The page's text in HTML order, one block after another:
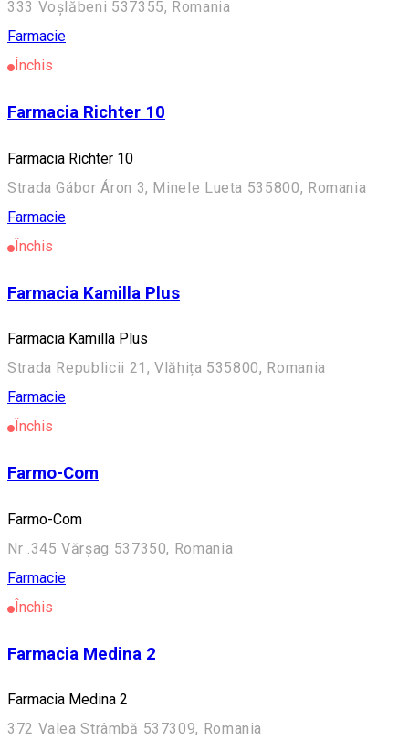
333 Voșlăbeni 537355, Romania
Farmacie
Închis
Farmacia Richter 10
Farmacia Richter 10
Strada Gábor Áron 3, Minele Lueta 535800, Romania
Farmacie
Închis
Farmacia Kamilla Plus
Farmacia Kamilla Plus
Strada Republicii 21, Vlăhița 535800, Romania
Farmacie
Închis
Farmo-Com
Farmo-Com
Nr .345 Vărșag 537350, Romania
Farmacie
Închis
Farmacia Medina 2
Farmacia Medina 2
372 Valea Strâmbă 537309, Romania